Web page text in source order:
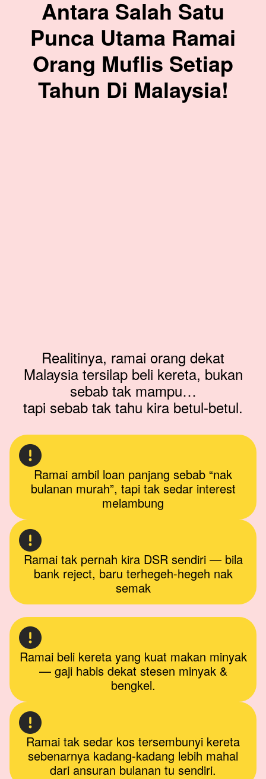
Antara Salah Satu
Punca Utama Ramai
Orang Muflis Setiap
Tahun Di Malaysia!
Realitinya, ramai orang dekat
Malaysia tersilap beli kereta, bukan
sebab tak mampu…
tapi sebab tak tahu kira betul-betul.
Ramai ambil loan panjang sebab “nak
bulanan murah”, tapi tak sedar interest
melambung
Ramai tak pernah kira DSR sendiri — bila
bank reject, baru terhegeh-hegeh nak
semak
Ramai beli kereta yang kuat makan minyak
— gaji habis dekat stesen minyak &
bengkel.
Ramai tak sedar kos tersembunyi kereta
sebenarnya kadang-kadang lebih mahal
dari ansuran bulanan tu sendiri.